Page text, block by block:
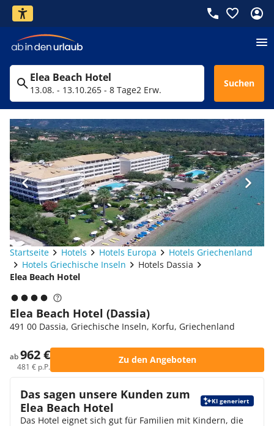
Elea Beach Hotel
13.08. - 13.10.265 - 8 Tage2 Erw.
Suchen
Startseite Hotels Hotels Europa
Hotels Griechenland
Hotels Griechische Inseln
Hotels Dassia
Elea Beach Hotel
Elea Beach Hotel (Dassia)
491 00 Dassia, Griechische Inseln, Korfu, Griechenland
ab962 €
481 € p.P.
Zu den Angeboten
Das sagen unsere Kunden zum
Elea Beach Hotel
KI generiert
Das Hotel eignet sich gut für Familien mit Kindern, die